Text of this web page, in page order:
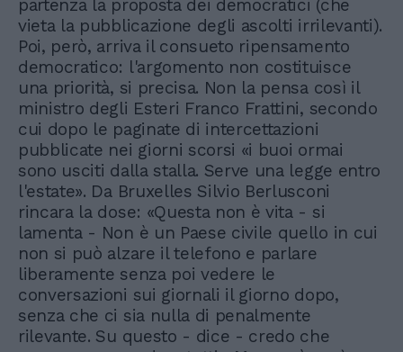
partenza la proposta dei democratici (che
vieta la pubblicazione degli ascolti irrilevanti).
Poi, però, arriva il consueto ripensamento
democratico: l'argomento non costituisce
una priorità, si precisa. Non la pensa così il
ministro degli Esteri Franco Frattini, secondo
cui dopo le paginate di intercettazioni
pubblicate nei giorni scorsi «i buoi ormai
sono usciti dalla stalla. Serve una legge entro
l'estate». Da Bruxelles Silvio Berlusconi
rincara la dose: «Questa non è vita - si
lamenta - Non è un Paese civile quello in cui
non si può alzare il telefono e parlare
liberamente senza poi vedere le
conversazioni sui giornali il giorno dopo,
senza che ci sia nulla di penalmente
rilevante. Su questo - dice - credo che